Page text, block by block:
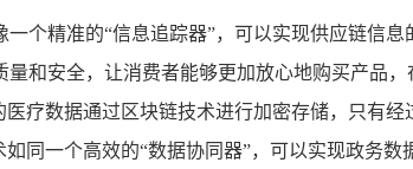
个精准的“信息追踪器”，可以实现供应链信息
和安全，让消费者能够更加放心地购买产品
疗数据通过区块链技术进行加密存储，只有经
同一个高效的“数据协同器”，可以实现政务数